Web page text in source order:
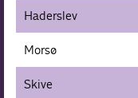
Haderslev
Morsø
Skive